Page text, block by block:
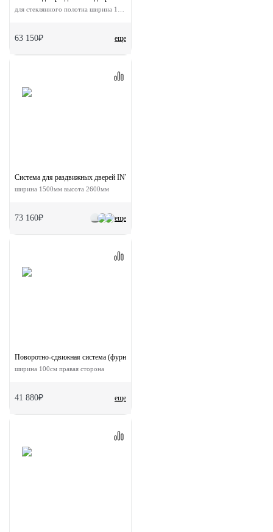
еще
63 150₽
еще
Система для раздвижных дверей INVISIBLE-2 FRAME 1500/2600 AS
ширина 1500мм высота 2600мм
73 160₽
еще
Поворотно-сдвижная система (фурнитура) для дверей 180-TWICE RIGHT 100
ширина 100см правая сторона
41 880₽